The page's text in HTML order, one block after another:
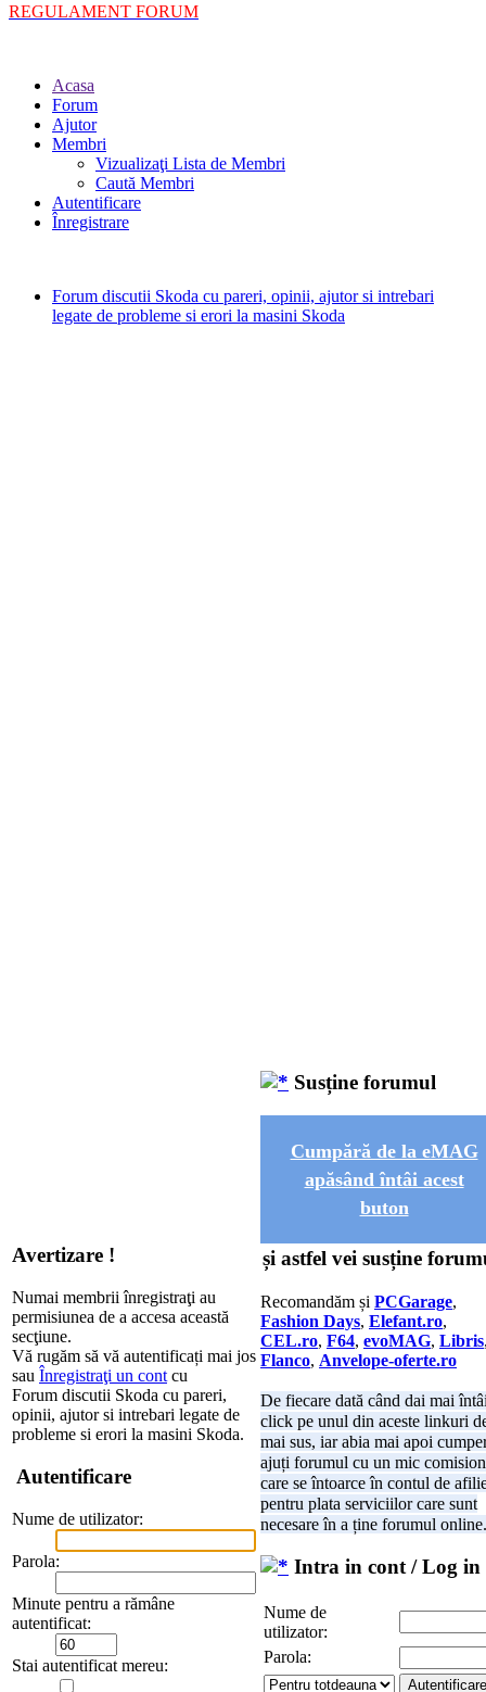
REGULAMENT FORUM
Acasa
Forum
Ajutor
Membri
Vizualizaţi Lista de Membri
Caută Membri
Autentificare
Înregistrare
Forum discutii Skoda cu pareri, opinii, ajutor si intrebari
legate de probleme si erori la masini Skoda
Avertizare !
Numai membrii înregistraţi au
permisiunea de a accesa această
secţiune.
Vă rugăm să vă autentificați mai jos
sau Înregistraţi un cont cu
Forum discutii Skoda cu pareri,
opinii, ajutor si intrebari legate de
probleme si erori la masini Skoda.
Autentificare
Nume de utilizator:
Parola:
Minute pentru a rămâne
autentificat:
Stai autentificat mereu:
Susține forumul
Cumpără de la eMAG
apăsând întâi acest
buton
și astfel vei susține
Recomandăm și PCGarage,
Fashion Days, Elefant.ro,
CEL.ro, F64, evoMAG, Libris
Flanco, Anvelope-oferte.ro
De fiecare dată când dai mai
click pe unul din aceste linkuri
mai sus, iar abia mai apoi
ajuți forumul cu un mic comision
care se întoarce în contul de
pentru plata serviciilor care sunt
necesare în a ține forumul online.
Intra in cont / Log in
Nume de
utilizator:
Parola: